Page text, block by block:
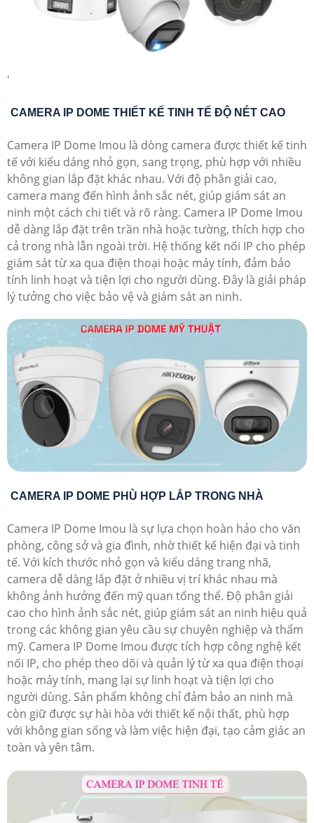
'
CAMERA IP DOME THIẾT KẾ TINH TẾ ĐỘ NÉT CAO
Camera IP Dome Imou là dòng camera được thiết kế tinh
tế với kiểu dáng nhỏ gọn, sang trọng, phù hợp với nhiều
không gian lắp đặt khác nhau. Với độ phân giải cao,
camera mang đến hình ảnh sắc nét, giúp giám sát an
ninh một cách chi tiết và rõ ràng. Camera IP Dome Imou
dễ dàng lắp đặt trên trần nhà hoặc tường, thích hợp cho
cả trong nhà lẫn ngoài trời. Hệ thống kết nối IP cho phép
giám sát từ xa qua điện thoại hoặc máy tính, đảm bảo
tính linh hoạt và tiện lợi cho người dùng. Đây là giải pháp
lý tưởng cho việc bảo vệ và giám sát an ninh.
CAMERA IP DOME PHÙ HỢP LẮP TRONG NHÀ
Camera IP Dome Imou là sự lựa chọn hoàn hảo cho văn
phòng, công sở và gia đình, nhờ thiết kế hiện đại và tinh
tế. Với kích thước nhỏ gọn và kiểu dáng trang nhã,
camera dễ dàng lắp đặt ở nhiều vị trí khác nhau mà
không ảnh hưởng đến mỹ quan tổng thể. Độ phân giải
cao cho hình ảnh sắc nét, giúp giám sát an ninh hiệu quả
trong các không gian yêu cầu sự chuyên nghiệp và thẩm
mỹ. Camera IP Dome Imou được tích hợp công nghệ kết
nối IP, cho phép theo dõi và quản lý từ xa qua điện thoại
hoặc máy tính, mang lại sự linh hoạt và tiện lợi cho
người dùng. Sản phẩm không chỉ đảm bảo an ninh mà
còn giữ được sự hài hòa với thiết kế nội thất, phù hợp
với không gian sống và làm việc hiện đại, tạo cảm giác an
toàn và yên tâm.